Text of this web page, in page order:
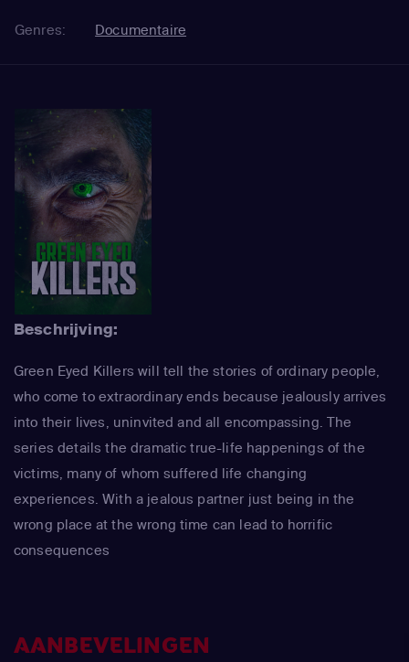
Genres: Documentaire
Beschrijving:
Green Eyed Killers will tell the stories of ordinary people,
who come to extraordinary ends because jealously arrives
into their lives, uninvited and all encompassing. The
series details the dramatic true-life happenings of the
victims, many of whom suffered life changing
experiences. With a jealous partner just being in the
wrong place at the wrong time can lead to horrific
consequences
AANBEVELINGEN